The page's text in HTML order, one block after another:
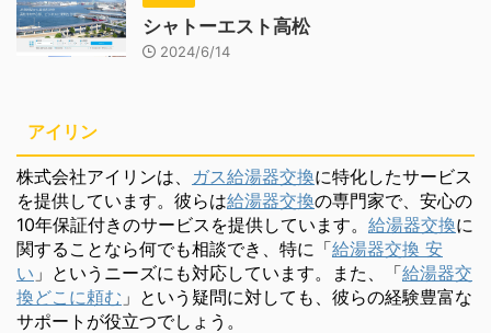
シャトーエスト高松
2024/6/14
アイリン
株式会社アイリンは、 ガス給湯器交換に特化したサービス
を提供しています。彼らは給湯器交換の専門家で、安心の
10年保証付きのサービスを提供しています。 給湯器交換に
関することなら何でも相談でき、特に「給湯器交換 安
い 」というニーズにも対応しています。また、「給湯器交
換どこに頼む 」という疑問に対しても、彼らの経験豊富な
サポートが役立つでしょう。